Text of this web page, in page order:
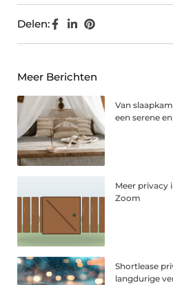
Delen:
Meer Berichten
Van
een serene
Meer privacy
Zoom
Shortlease
langdurige